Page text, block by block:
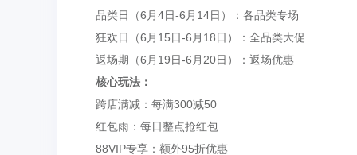
品类日（6月4日-6月14日）：各品类专场
狂欢日（6月15日-6月18日）：全品类大促
返场期（6月19日-6月20日）：返场优惠
核心玩法：
跨店满减：每满300减50
红包雨：每日整点抢红包
88VIP专享：额外95折优惠